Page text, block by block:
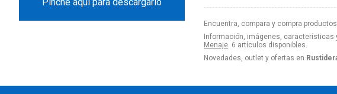
Encuentra, compara y compra
Información, imágenes,
Menaje. 6 artículos disponibles.
Novedades, outlet y ofertas en